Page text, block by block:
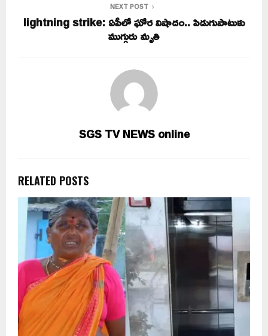
NEXT POST
lightning strike: ఏపీలో ఘోర విషాదం.. పిడుగుపాటుకు
ముగ్గురు మృతి
SGS TV NEWS online
RELATED POSTS